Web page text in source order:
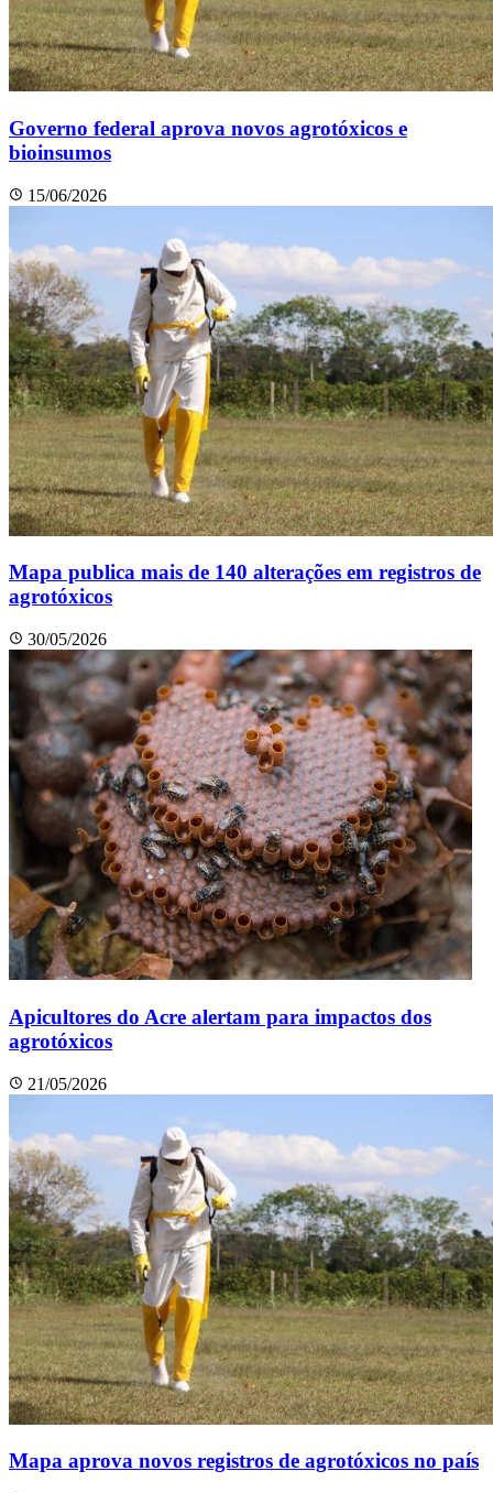
Governo federal aprova novos agrotóxicos e
bioinsumos
15/06/2026
Mapa publica mais de 140 alterações em registros de
agrotóxicos
30/05/2026
Apicultores do Acre alertam para impactos dos
agrotóxicos
21/05/2026
Mapa aprova novos registros de agrotóxicos no país